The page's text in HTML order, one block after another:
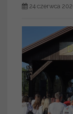
24 czerwca